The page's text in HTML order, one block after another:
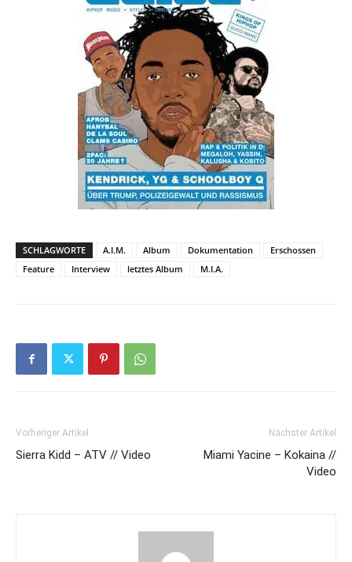
SCHLAGWORTE A.I.M. Album Dokumentation
Erschossen
Feature
Interview letztes Album M.I.A.
Vorheriger Artikel
Sierra Kidd – ATV // Video
Nächster Artikel
Miami Yacine – Kokaina //
Video